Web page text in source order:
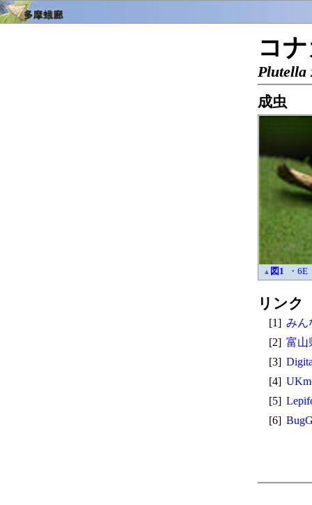
コ
Plutella
成虫
▲ 図1 ・6E
リンク
[1] みん
[2] 富山
[3]
[4]
[5]
[6]